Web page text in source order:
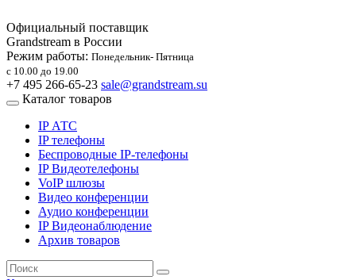
Официальный поставщик
Grandstream в России
Режим работы: Понедельник- Пятница
с 10.00 до 19.00
+7 495 266-65-23 sale@grandstream.su
Каталог товаров
IP АТС
IP телефоны
Беспроводные IP-телефоны
IP Видеотелефоны
VoIP шлюзы
Видео конференции
Аудио конференции
IP Видеонаблюдение
Архив товаров